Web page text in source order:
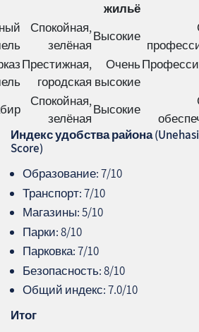
жильё
Спокойная,
зелёная
Высокие
Престижная,
городская
Очень
высокие
Спокойная,
зелёная
Высокие
Индекс удобства района
Score)
Образование: 7/10
Транспорт: 7/10
Магазины: 5/10
Парки: 8/10
Парковка: 7/10
Безопасность: 8/10
Общий индекс: 7.0/10
Итог